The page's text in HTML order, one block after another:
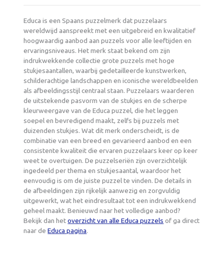
Educa is een Spaans puzzelmerk dat puzzelaars
wereldwijd aanspreekt met een uitgebreid en kwalitatief
hoogwaardig aanbod aan puzzels voor alle leeftijden en
ervaringsniveaus. Het merk staat bekend om zijn
indrukwekkende collectie grote puzzels met hoge
stukjesaantallen, waarbij gedetailleerde kunstwerken,
schilderachtige landschappen en iconische wereldbeelden
als afbeeldingsstijl centraal staan. Puzzelaars waarderen
de uitstekende pasvorm van de stukjes en de scherpe
kleurweergave van de Educa puzzel, die het leggen
soepel en bevredigend maakt, zelfs bij puzzels met
duizenden stukjes. Wat dit merk onderscheidt, is de
combinatie van een breed en gevarieerd aanbod en een
consistente kwaliteit die ervaren puzzelaars keer op keer
weet te overtuigen. De puzzelseriën zijn overzichtelijk
ingedeeld per thema en stukjesaantal, waardoor het
eenvoudig is om de juiste puzzel te vinden. De details in
de afbeeldingen zijn rijkelijk aanwezig en zorgvuldig
uitgewerkt, wat het eindresultaat tot een indrukwekkend
geheel maakt. Benieuwd naar het volledige aanbod?
Bekijk dan hetoverzicht van alle Educa puzzels of ga direct
naar deEduca pagina.